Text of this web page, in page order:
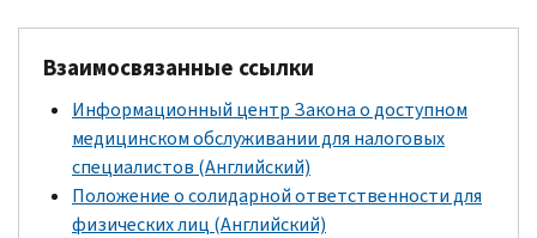
Взаимосвязанные ссылки
Информационный центр Закона о доступном
медицинском обслуживании для налоговых
специалистов (Английский)
Положение о солидарной ответственности для
физических лиц (Английский)